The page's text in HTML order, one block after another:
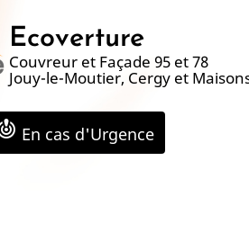
Ecoverture
Couvreur et Façade 95 et 78
Jouy-le-Moutier, Cergy et
En cas d'Urgence